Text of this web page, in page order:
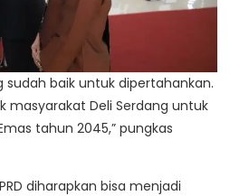
sudah baik untuk dipertahankan.
masyarakat Deli Serdang untuk
tahun 2045,” pungkas
diharapkan bisa menjadi